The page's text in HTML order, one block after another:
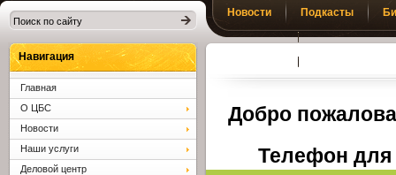
Клина. Клинская
ЦБС.
Новости Подкасты
Добро
Телефон для
Навигация
Главная
О ЦБС
Новости
Наши услуги
Деловой центр